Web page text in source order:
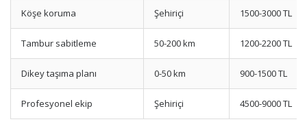
Köşe koruma Şehiriçi 1500-3000 TL
Tambur sabitleme 50-200 km 1200-2200 TL
Dikey taşıma planı 0-50 km 900-1500 TL
Profesyonel ekip Şehiriçi 4500-9000 TL